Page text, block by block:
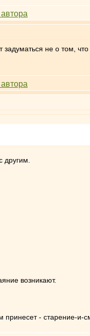
не о том,
другим.
возникают.
- старение-и-